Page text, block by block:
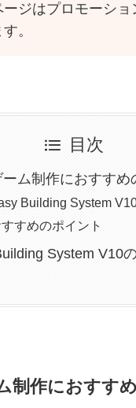
ージはプロモーショ
。
目次
ム制作におすすめ
Building System
すめのポイント
System V10
制作におすす